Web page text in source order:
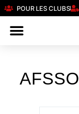
POUR LES CLUBS
AFSSO